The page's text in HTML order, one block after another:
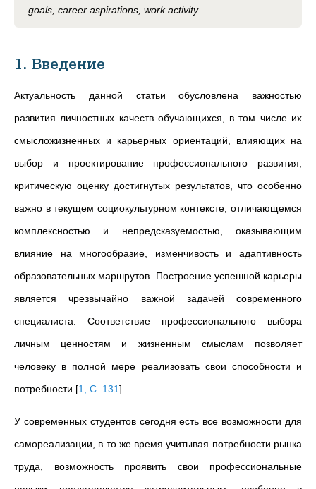
goals, career aspirations, work activity.
1. Введение
Актуальность данной статьи обусловлена важностью
развития личностных качеств обучающихся, в том числе их
смысложизненных и карьерных ориентаций, влияющих на
выбор и проектирование профессионального развития,
критическую оценку достигнутых результатов, что особенно
важно в текущем социокультурном контексте, отличающемся
комплексностью и непредсказуемостью, оказывающим
влияние на многообразие, изменчивость и адаптивность
образовательных маршрутов . Построение успешной карьеры
является чрезвычайно важной задачей современного
специалиста. Соответствие профессионального выбора
личным ценностям и жизненным смыслам позволяет
человеку в полной мере реализовать свои способности и
потребности [1, С. 131]
У современных студентов сегодня есть все возможности для
самореализации, в то же время учитывая потребности рынка
труда, возможность проявить свои профессиональные